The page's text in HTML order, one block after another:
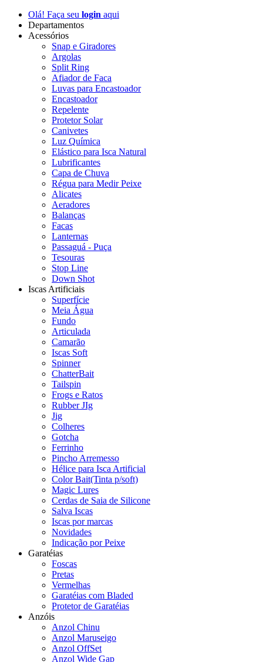
Olá! Faça seu login aqui
Departamentos
Acessórios
Snap e Giradores
Argolas
Split Ring
Afiador de Faca
Luvas para Encastoador
Encastoador
Repelente
Protetor Solar
Canivetes
Luz Química
Elástico para Isca Natural
Lubrificantes
Capa de Chuva
Régua para Medir Peixe
Alicates
Aeradores
Balanças
Facas
Lanternas
Passaguá - Puça
Tesouras
Stop Line
Down Shot
Iscas Artificiais
Superfície
Meia Água
Fundo
Articulada
Camarão
Iscas Soft
Spinner
ChatterBait
Tailspin
Frogs e Ratos
Rubber JIg
Jig
Colheres
Gotcha
Ferrinho
Pincho Arremesso
Hélice para Isca Artificial
Color Bait(Tinta p/soft)
Magic Lures
Cerdas de Saia de Silicone
Salva Iscas
Iscas por marcas
Novidades
Indicação por Peixe
Garatéias
Foscas
Pretas
Vermelhas
Garatéias com Bladed
Protetor de Garatéias
Anzóis
Anzol Chinu
Anzol Maruseigo
Anzol OffSet
Anzol Wide Gap